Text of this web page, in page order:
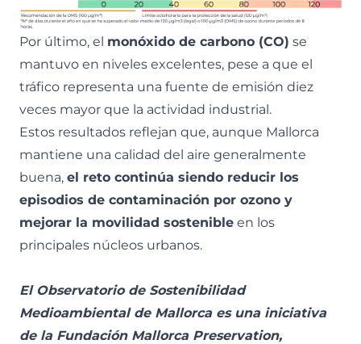
Por último, el monóxido de carbono (CO) se
mantuvo en niveles excelentes, pese a que el
tráfico representa una fuente de emisión diez
veces mayor que la actividad industrial.
Estos resultados reflejan que, aunque Mallorca
mantiene una calidad del aire generalmente
buena, el reto continúa siendo reducir los
episodios de contaminación por ozono y
mejorar la movilidad sostenible en los
principales núcleos urbanos.
El Observatorio de Sostenibilidad
Medioambiental de Mallorca es una iniciativa
de la Fundación Mallorca Preservation,